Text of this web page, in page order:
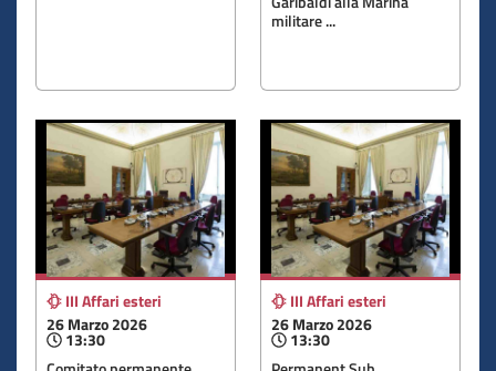
militare ...
III Affari esteri
26 Marzo 2026
13:30
III Affari esteri
26 Marzo 2026
13:30